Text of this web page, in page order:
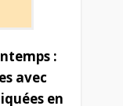
:
avec
en